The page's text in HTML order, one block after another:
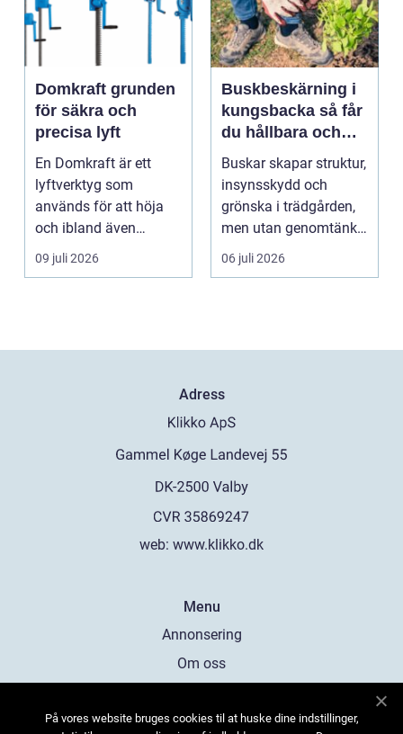
Domkraft grunden
för säkra och
precisa lyft
En Domkraft är ett
lyftverktyg som
används för att höja
och ibland även
positionera tunga
objekt, so...
09 juli 2026
Buskbeskärning i
kungsbacka så får
du hållbara och
vackra buskar året
runt
Buskar skapar struktur,
insynsskydd och
grönska i trädgården,
men utan genomtänkt
beskärning blir de...
06 juli 2026
Adress
web: www.klikko.dk
Menu
Annonsering
Om oss
Kontakta oss
På vores website bruges cookies til at huske dine indstillinger,